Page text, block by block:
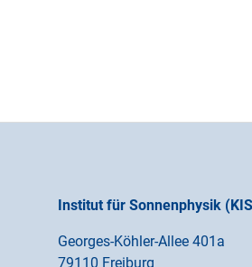
Institut für Sonnenphysik
Georges-Köhler-Allee 401a
79110 Freiburg